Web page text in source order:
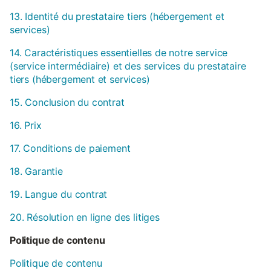
13. Identité du prestataire tiers (hébergement et
services)
14. Caractéristiques essentielles de notre service
(service intermédiaire) et des services du prestataire
tiers (hébergement et services)
15. Conclusion du contrat
16. Prix
17. Conditions de paiement
18. Garantie
19. Langue du contrat
20. Résolution en ligne des litiges
Politique de contenu
Politique de contenu